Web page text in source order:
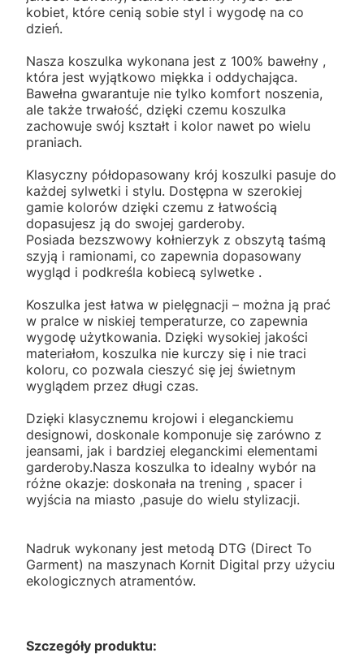
kobiet, które cenią sobie styl i wygodę na co
dzień.
Nasza koszulka wykonana jest z 100% bawełny ,
która jest wyjątkowo miękka i oddychająca.
Bawełna gwarantuje nie tylko komfort noszenia,
ale także trwałość, dzięki czemu koszulka
zachowuje swój kształt i kolor nawet po wielu
praniach.
Klasyczny półdopasowany krój koszulki pasuje do
każdej sylwetki i stylu. Dostępna w szerokiej
gamie kolorów dzięki czemu z łatwością
dopasujesz ją do swojej garderoby.
Posiada bezszwowy kołnierzyk z obszytą taśmą
szyją i ramionami, co zapewnia dopasowany
wygląd i podkreśla kobiecą sylwetke .
Koszulka jest łatwa w pielęgnacji – można ją prać
w pralce w niskiej temperaturze, co zapewnia
wygodę użytkowania. Dzięki wysokiej jakości
materiałom, koszulka nie kurczy się i nie traci
koloru, co pozwala cieszyć się jej świetnym
wyglądem przez długi czas.
Dzięki klasycznemu krojowi i eleganckiemu
designowi, doskonale komponuje się zarówno z
jeansami, jak i bardziej eleganckimi elementami
garderoby.Nasza koszulka to idealny wybór na
różne okazje: doskonała na trening , spacer i
wyjścia na miasto ,pasuje do wielu stylizacji.
Nadruk wykonany jest metodą DTG (Direct To
Garment) na maszynach Kornit Digital przy użyciu
ekologicznych atramentów.
Szczegóły produktu: